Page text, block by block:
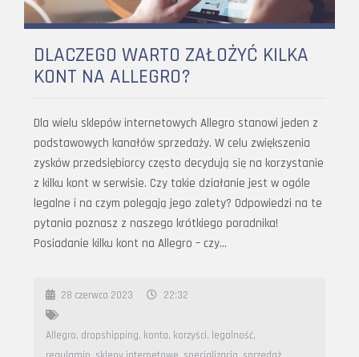
DLACZEGO WARTO ZAŁOŻYĆ KILKA
KONT NA ALLEGRO?
Dla wielu sklepów internetowych Allegro stanowi jeden z
podstawowych kanałów sprzedaży. W celu zwiększenia
zysków przedsiębiorcy często decydują się na korzystanie
z kilku kont w serwisie. Czy takie działanie jest w ogóle
legalne i na czym polegają jego zalety? Odpowiedzi na te
pytania poznasz z naszego krótkiego poradnika!
Posiadanie kilku kont na Allegro – czy…
28 czerwca 2023 22:32
Allegro, dropshipping, konta, korzyści, legalność,